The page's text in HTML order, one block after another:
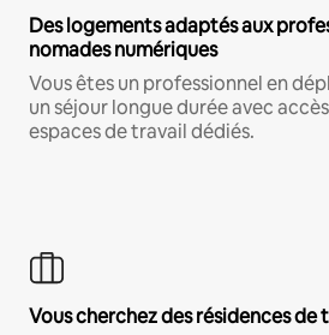
Des logements adaptés aux
nomades numériques
Vous êtes un professionnel en
un séjour longue durée avec
espaces de travail dédiés.
Vous cherchez des résidences de